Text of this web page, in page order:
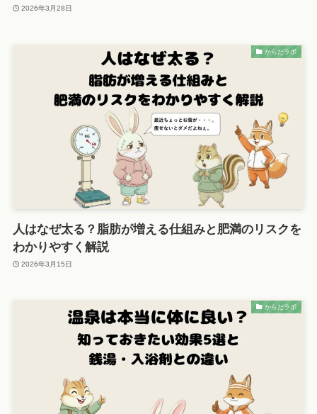
2026年3月28日
からだラボ
人はなぜ太る？脂肪が増える仕組みと肥満のリスクを
わかりやすく解説
2026年3月15日
からだラボ